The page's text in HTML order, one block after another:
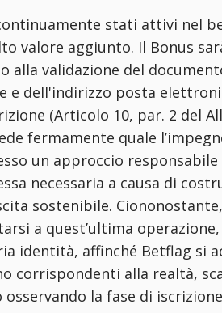
stati attivi nel
valore aggiunto. Il Bonus
alla validazione del
e dell'indirizzo posta
(Articolo 10, par. 2 del
fermamente quale
un approccio responsabile
necessaria a causa di
sostenibile.
a quest’ultima
identità, affinché Betflag si
corrispondenti alla realtà,
la fase di